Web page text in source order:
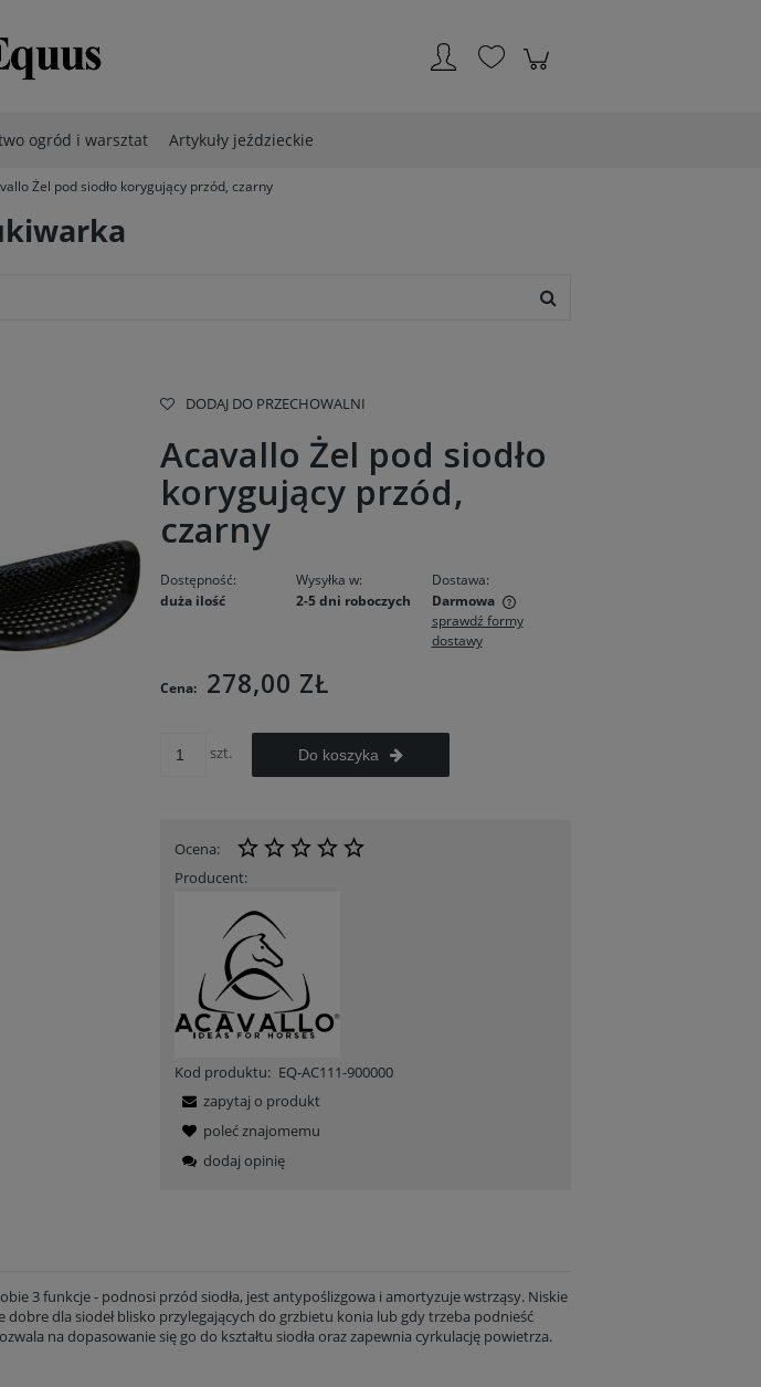
ogród i warsztat Artykuły jeździeckie
Żel pod siodło korygujący przód, czarny
DODAJ DO PRZECHOWALNI
Acavallo Żel pod siodło
korygujący przód,
czarny
Dostępność:
duża ilość
Wysyłka w:
2-5 dni roboczych
Dostawa:
Darmowa
Cena nie zawiera ewentualnych
kosztów płatności
sprawdź formy
dostawy
Cena: 278,00 ZŁ
szt. Do koszyka
Ocena:
Producent:
Kod produktu: EQ-AC111-900000
zapytaj o produkt
poleć znajomemu
dodaj opinię
3 funkcje - podnosi przód siodła, jest antypoślizgowa i amortyzuje wstrząsy. Niskie
dla siodeł blisko przylegających do grzbietu konia lub gdy trzeba podnieść
na dopasowanie się go do kształtu siodła oraz zapewnia cyrkulację powietrza.